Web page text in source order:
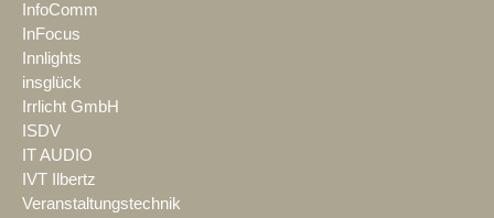
InfoComm
InFocus
Innlights
insglück
Irrlicht GmbH
ISDV
IT AUDIO
IVT Ilbertz
Veranstaltungstechnik